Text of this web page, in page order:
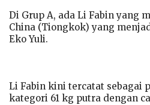
Di Grup A, ada Li Fabin yang
China (Tiongkok) yang
Eko Yuli.
Li Fabin kini tercatat sebagai
kategori 61 kg putra dengan